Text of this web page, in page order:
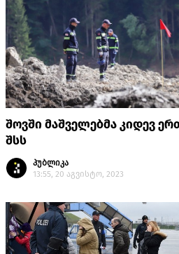
შოვში მაშველებმა კიდევ
შსს
პუბლიკა
13:55, 20 აგვისტო, 2023